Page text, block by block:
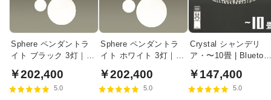
Sphere ペンダントラ
イト ブラック 3灯｜吹
リル・リズム
￥202,400
5.0
Sphere ペンダントラ
イト ホワイト 3灯｜吹
リル・リズム
￥202,400
5.0
Crystal シャンデリ
ア・〜10畳 |
￥147,400
5.0